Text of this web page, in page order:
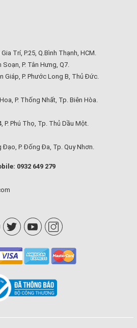
Trí, P.25, Q.Bình Thạnh, HCM.
P. Tân Hưng, Q7.
Giáp, P. Phước Long B, Thủ Đức.
P. Thống Nhất, Tp. Biên Hòa.
Phú Thọ, Tp. Thủ Dầu Một.
P. Đống Đa, Tp. Quy Nhơn.
0932 649 279